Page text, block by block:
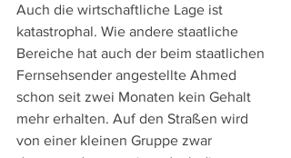
Auch die wirtschaftliche Lage ist
katastrophal. Wie andere staatliche
Bereiche hat auch der beim staatlichen
Fernsehsender angestellte Ahmed
schon seit zwei Monaten kein Gehalt
mehr erhalten. Auf den Straßen wird
von einer kleinen Gruppe zwar